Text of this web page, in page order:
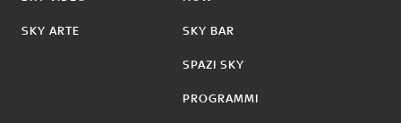
SKY ARTE SKY BAR
SPAZI SKY
PROGRAMMI